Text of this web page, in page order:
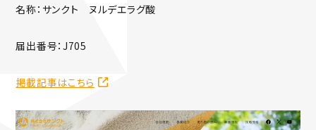
名称：サンクト ヌルデエラグ酸
届出番号：J705
掲載記事はこちら